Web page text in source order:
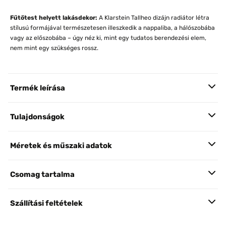
Fűtőtest helyett lakásdekor: A Klarstein Tallheo dizájn radiátor létra
stílusú formájával természetesen illeszkedik a nappaliba, a hálószobába
vagy az előszobába – úgy néz ki, mint egy tudatos berendezési elem,
nem mint egy szükséges rossz.
Termék leírása
Tulajdonságok
Méretek és műszaki adatok
Csomag tartalma
Szállítási feltételek